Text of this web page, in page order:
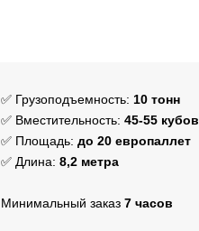
✅ Грузоподъемность: 10 тонн
✅ Вместительность: 45-55 кубов
✅ Площадь: до 20 европаллет
✅ Длина: 8,2 метра
Минимальный заказ 7 часов